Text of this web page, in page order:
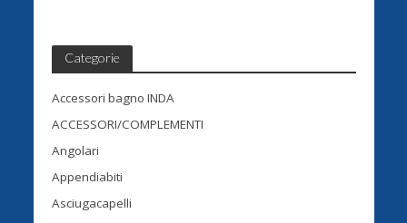
Categorie
Accessori bagno INDA
ACCESSORI/COMPLEMENTI
Angolari
Appendiabiti
Asciugacapelli